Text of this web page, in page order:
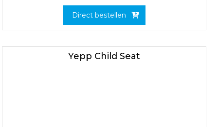
Direct bestellen
Yepp Child Seat